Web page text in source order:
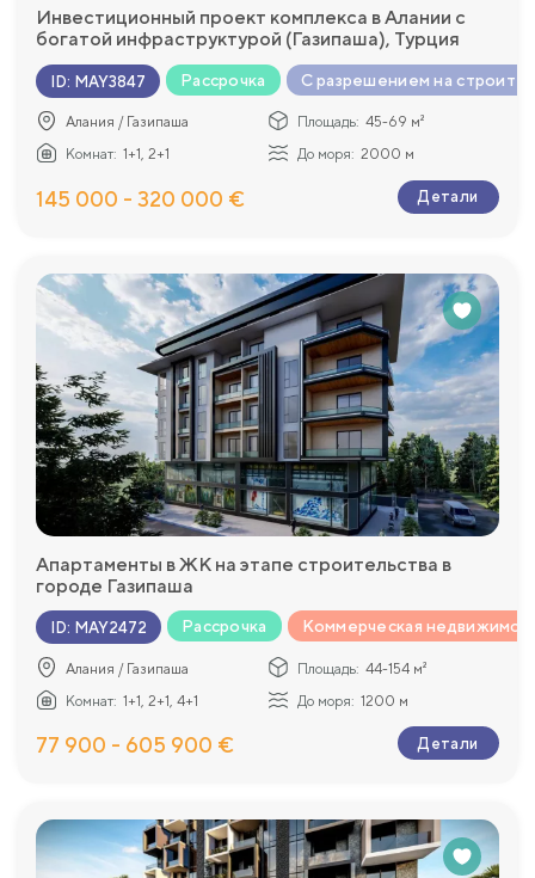
Инвестиционный проект комплекса в Алании с
богатой инфраструктурой (Газипаша), Турция
ID: MAY3847 Рассрочка С разрешением на
Алания / Газипаша Площадь: 45-69 м²
Комнат: 1+1, 2+1 До моря: 2000 м
145 000 - 320 000 € Детали
Апартаменты в ЖК на этапе строительства в
городе Газипаша
ID: MAY2472 Рассрочка Коммерческая
Алания / Газипаша Площадь: 44-154 м²
Комнат: 1+1, 2+1, 4+1 До моря: 1200 м
77 900 - 605 900 € Детали